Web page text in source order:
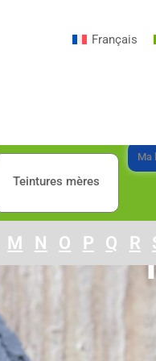
Français
Teintures mères
Ma
M N O P Q R